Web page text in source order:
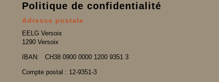
Politique de confidentialité
Adresse postale
EELG Versoix
1290 Versoix
IBAN: CH38 0900 0000 1200 9351 3
Compte postal : 12-9351-3